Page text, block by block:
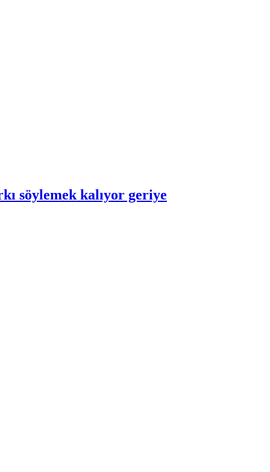
söylemek kalıyor geriye